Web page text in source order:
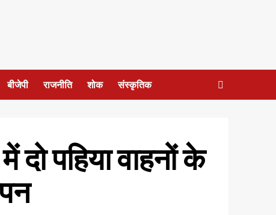
बीजेपी राजनीति शोक संस्कृतिक
दो पहिया वाहनों के